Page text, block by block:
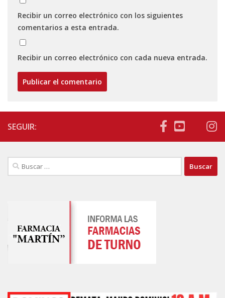
Recibir un correo electrónico con los siguientes
comentarios a esta entrada.
Recibir un correo electrónico con cada nueva entrada.
SEGUIR:
Buscar: